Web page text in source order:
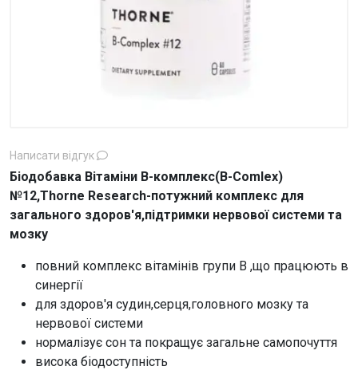
Написати відгук
Біодобавка Вітаміни В-комплекс(B-Comlex)
№12,Thorne Research-потужний комплекс для
загального здоров'я,підтримки нервової системи та
мозку
повний комплекс вітамінів групи В ,що працюють в
синергії
для здоров'я судин,серця,головного мозку та
нервової системи
нормалізує сон та покращує загальне самопочуття
висока біодоступність